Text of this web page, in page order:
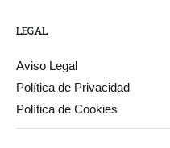
LEGAL
Aviso Legal
Política de Privacidad
Política de Cookies